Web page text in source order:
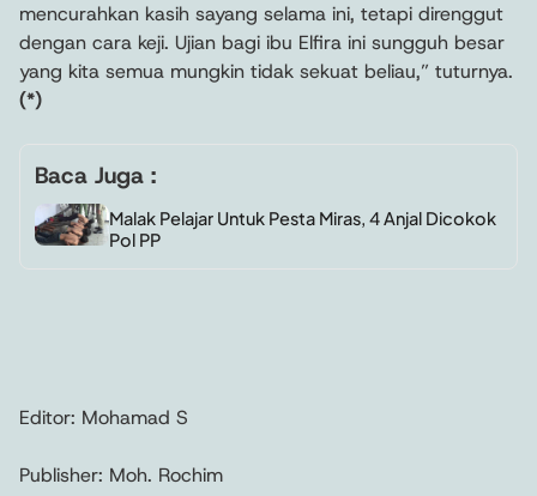
mencurahkan kasih sayang selama ini, tetapi direnggut
dengan cara keji. Ujian bagi ibu Elfira ini sungguh besar
yang kita semua mungkin tidak sekuat beliau,” tuturnya.
(*)
Baca Juga :
Malak Pelajar Untuk Pesta Miras, 4 Anjal Dicokok
Pol PP
Editor: Mohamad S
Publisher: Moh. Rochim